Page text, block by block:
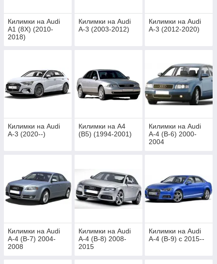
Килимки на Audi
A1 (8X) (2010-
2018)
Килимки на Audi
A-3 (2003-2012)
Килимки на Audi
A-3 (2012-2020)
Килимки на Audi
A-3 (2020--)
Килимки на A4
(B5) (1994-2001)
Килимки на Audi
A-4 (B-6) 2000-
2004
Килимки на Audi
A-4 (B-7) 2004-
2008
Килимки на Audi
A-4 (B-8) 2008-
2015
Килимки на Audi
A-4 (B-9) c 2015--